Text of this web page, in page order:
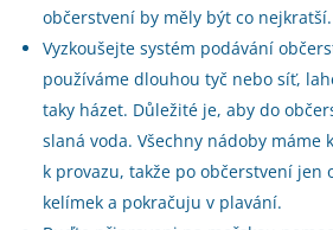
občerstvení by měly být co nejkratší.
Vyzkoušejte systém podávání
používáme dlouhou tyč nebo síť,
taky házet. Důležité je, aby do
slaná voda. Všechny nádoby
k provazu, takže po občerstvení jen
kelímek a pokračuju v plavání.